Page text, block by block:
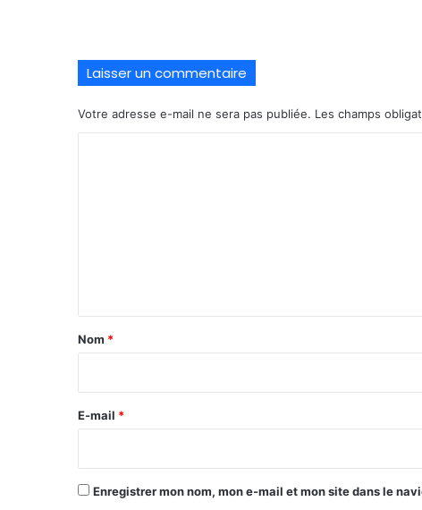
Laisser un commentaire
Votre adresse e-mail ne sera pas publiée. Les champs
a
e
Nom *
E-mail *
Enregistrer mon nom, mon e-mail et mon site dans le